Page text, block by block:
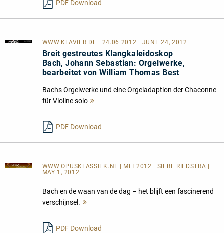
PDF Download
WWW.KLAVIER.DE | 24.06.2012 | JUNE 24, 2012
Breit gestreutes Klangkaleidoskop
Bach, Johann Sebastian: Orgelwerke,
bearbeitet von William Thomas Best
Bachs Orgelwerke und eine Orgeladaption der Chaconne
für Violine solo
PDF Download
WWW.OPUSKLASSIEK.NL
| MEI 2012 | SIEBE RIEDSTRA |
MAY 1, 2012
Bach en de waan van de dag – het blijft een fascinerend
verschijnsel.
PDF Download